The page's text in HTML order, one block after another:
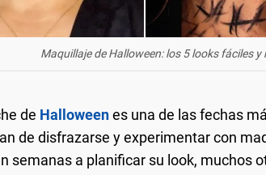
Maquillaje de Halloween: los 5 looks fáciles
de Halloweenes una de las fechas
de disfrazarse y experimentar con
semanas a planificar su look, muchos